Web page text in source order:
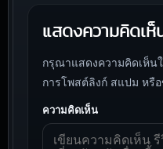
แสดงความคิดเห็
กรุณาแสดงความคิดเห็น
การโพสต์ลิงก์ สแปม หรื
ความคิดเห็น